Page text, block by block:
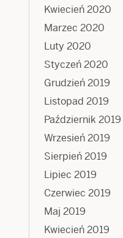
Kwiecień 2020
Marzec 2020
Luty 2020
Styczeń 2020
Grudzień 2019
Listopad 2019
Październik 2019
Wrzesień 2019
Sierpień 2019
Lipiec 2019
Czerwiec 2019
Maj 2019
Kwiecień 2019